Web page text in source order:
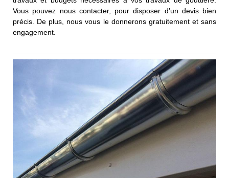
Vous pouvez nous contacter, pour disposer d’un devis bien
précis. De plus, nous vous le donnerons gratuitement et sans
engagement.